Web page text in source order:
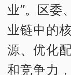
业”。区委
业链中的
源、优化
和竞争力